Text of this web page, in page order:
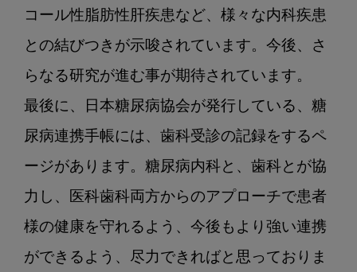
コール性脂肪性肝疾患など、様々な内科疾患
との結びつきが示唆されています。今後、さ
らなる研究が進む事が期待されています。
最後に、日本糖尿病協会が発行している、糖
尿病連携手帳には、歯科受診の記録をするペ
ージがあります。糖尿病内科と、歯科とが協
力し、医科歯科両方からのアプローチで患者
様の健康を守れるよう、今後もより強い連携
ができるよう、尽力できればと思っておりま